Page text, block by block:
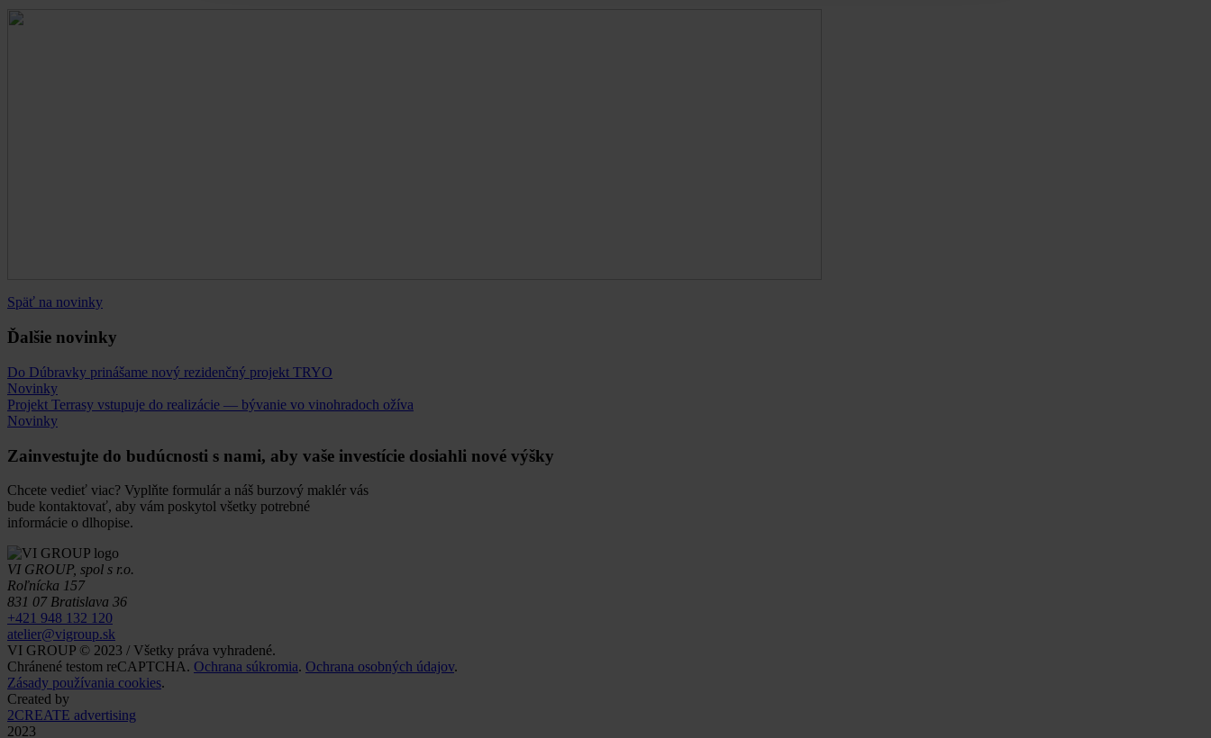
Späť na novinky
Ďalšie novinky
Do Dúbravky prinášame nový rezidenčný projekt TRYO
Novinky
Projekt Terrasy vstupuje do realizácie — bývanie vo vinohradoch ožíva
Novinky
Zainvestujte do budúcnosti s nami, aby vaše investície dosiahli nové výšky
Chcete vedieť viac? Vyplňte formulár a náš burzový maklér vás
bude kontaktovať, aby vám poskytol všetky potrebné
informácie o dlhopise.
VI GROUP, spol s r.o.
Roľnícka 157
831 07 Bratislava 36
+421 948 132 120
atelier@vigroup.sk
VI GROUP © 2023 / Všetky práva vyhradené.
Chránené testom reCAPTCHA. Ochrana súkromia. Ochrana osobných údajov.
Zásady používania cookies.
Created by
2CREATE advertising
2023